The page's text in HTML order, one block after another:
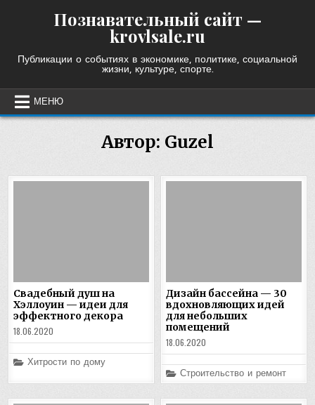
Познавательный сайт —
krovlsale.ru
Публикации о событиях в экономике, политике, социальной
жизни, культуре, спорте.
МЕНЮ
Автор: Guzel
Свадебный душ на
Хэллоуин — идеи для
эффектного декора
18.06.2020
Posted
Хитрости по дому
Дизайн бассейна — 30
вдохновляющих идей
для небольших
помещений
18.06.2020
Posted
in
Строительство и ремонт